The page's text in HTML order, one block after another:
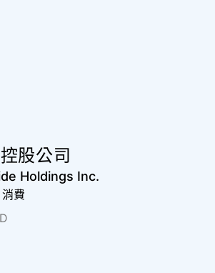
股公司
Holdings Inc.
消費